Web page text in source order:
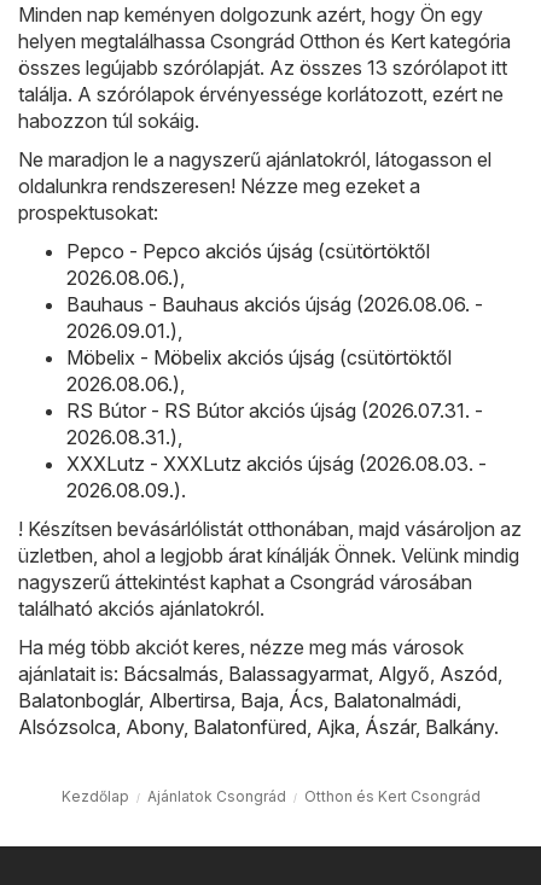
Minden nap keményen dolgozunk azért, hogy Ön egy
helyen megtalálhassa Csongrád Otthon és Kert kategória
összes legújabb szórólapját. Az összes 13 szórólapot itt
találja. A szórólapok érvényessége korlátozott, ezért ne
habozzon túl sokáig.
Ne maradjon le a nagyszerű ajánlatokról, látogasson el
oldalunkra rendszeresen! Nézze meg ezeket a
prospektusokat:
Pepco - Pepco akciós újság (csütörtöktől
2026.08.06.)
Bauhaus - Bauhaus akciós újság (2026.08.06. -
2026.09.01.)
Möbelix - Möbelix akciós újság (csütörtöktől
2026.08.06.)
RS Bútor - RS Bútor akciós újság (2026.07.31. -
2026.08.31.)
XXXLutz - XXXLutz akciós újság (2026.08.03. -
2026.08.09.).
! Készítsen bevásárlólistát otthonában, majd vásároljon az
üzletben, ahol a legjobb árat kínálják Önnek. Velünk mindig
nagyszerű áttekintést kaphat a Csongrád városában
található akciós ajánlatokról.
Ha még több akciót keres, nézze meg más városok
ajánlatait is: Bácsalmás Balassagyarmat Algyő Aszód
Balatonboglár, Albertirsa Baja Ács Balatonalmádi
Alsózsolca Abony, Balatonfüred Ajka Ászár, Balkány.
Kezdőlap Ajánlatok Csongrád Otthon és Kert Csongrád